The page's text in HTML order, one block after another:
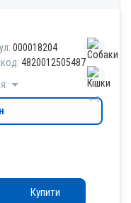
+-1
000018204
4820012505487
Купити